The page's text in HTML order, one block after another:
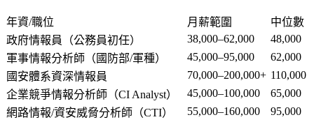
年資/職位 月薪範圍
中位數
政府情報員（公務員初任）
38,000–62,000
48,000
軍事情報分析師（國防部/軍種）
45,000–95,000
62,000
國安體系資深情報員
70,000–200,000+ 110,000
企業競爭情報分析師（CI Analyst）
45,000–100,000
65,000
網路情報/資安威脅分析師（CTI）
55,000–160,000
95,000